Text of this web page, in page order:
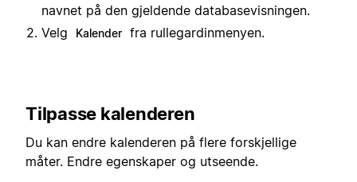
navnet på den gjeldende databasevisningen.
Velg
Kalender fra rullegardinmenyen.
Tilpasse kalenderen
Du kan endre kalenderen på flere forskjellige
måter. Endre egenskaper og utseende.